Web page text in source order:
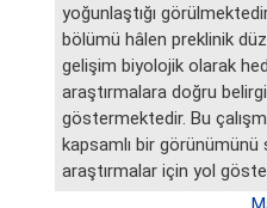
yoğunlaştığı
bölümü hâlen preklinik
gelişim biyolojik olarak
araştırmalara doğru
göstermektedir. Bu
kapsamlı bir
araştırmalar için yol